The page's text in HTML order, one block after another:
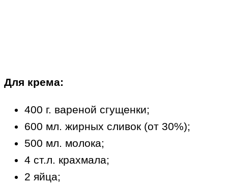
Для крема:
400 г. вареной сгущенки;
600 мл. жирных сливок (от 30%);
500 мл. молока;
4 ст.л. крахмала;
2 яйца;